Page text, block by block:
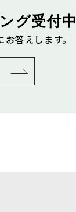
グ受付中
答えします。